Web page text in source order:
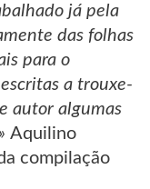
já pela
das folhas
para o
a trouxe-
autor algumas
Aquilino
compilação